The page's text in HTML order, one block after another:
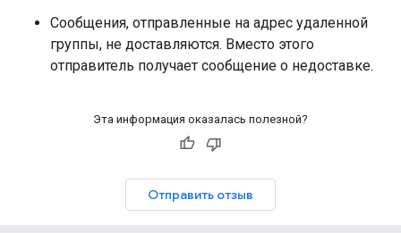
Сообщения, отправленные на адрес удаленной
группы, не доставляются. Вместо этого
отправитель получает сообщение о недоставке.
Эта информация оказалась полезной?
Отправить отзыв